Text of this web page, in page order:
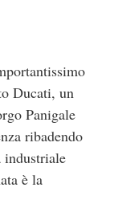
Ducati, un
Panigale
ribadendo
industriale
è la